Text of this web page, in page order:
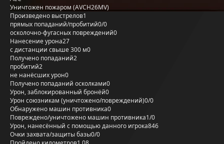
Уничтожен пожаром (AVCH26MV)
Произведено выстрелов1
прямых попаданий/пробитий0/0
осколочно-фугасных повреждений0
Нанесение урона27
с дистанции свыше 300 м0
Получено попаданий2
пробитий2
не нанёсших урон0
Получено попаданий осколками0
Урон, заблокированный бронёй0
Урон союзникам (уничтожено/повреждений)0/0
Обнаружено машин противника0
Повреждено/уничтожено машин противника1/0
Урон, нанесённый с помощью данного игрока846
Очки захвата/защиты базы0/0